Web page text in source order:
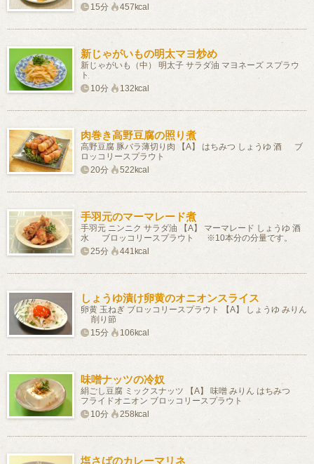
15分
457kcal
新じゃがいもの明太マヨ炒め
新じゃがいも（中） 明太子 サラダ油 マヨネーズ スプラウ
ト
10分
132kcal
肉巻き高野豆腐の照り煮
高野豆腐 豚バラ薄切り肉 【A】 はちみつ しょうゆ 酒 ブ
ロッコリースプラウト
20分
522kcal
手羽元のマーマレード煮
手羽元 ニンニク サラダ油 【A】 マーマレード しょうゆ 酒
水 ブロッコリースプラウト ※10本分の分量です。
25分
441kcal
しょうゆ漬け卵黄のオニオンスライス
卵黄 玉ねぎ ブロッコリースプラウト 【A】 しょうゆ みりん
削り節
15分
106kcal
味噌ナッツの冷奴
絹ごし豆腐 ミックスナッツ 【A】 味噌 みりん はちみつ
フライドオニオン ブロッコリースプラウト
10分
258kcal
塩さばのカレーマリネ